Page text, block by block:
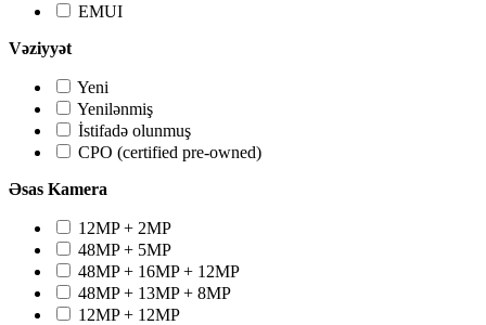
EMUI
Vəziyyət
Yeni
Yenilənmiş
İstifadə olunmuş
CPO (certified pre-owned)
Əsas Kamera
12MP + 2MP
48MP + 5MP
48MP + 16MP + 12MP
48MP + 13MP + 8MP
12MP + 12MP